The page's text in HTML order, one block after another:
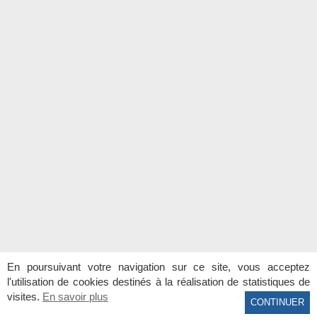
Agence Côte et Villas - Visitez le site complet
En poursuivant votre navigation sur ce site, vous acceptez
l'utilisation de cookies destinés à la réalisation de statistiques de
visites. En savoir plus